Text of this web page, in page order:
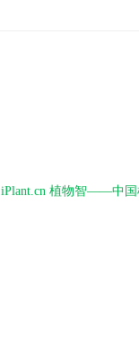
iPlant.cn 植物智——中国